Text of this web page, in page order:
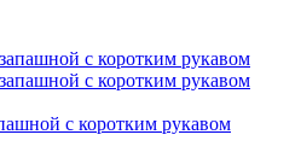
с коротким рукавом